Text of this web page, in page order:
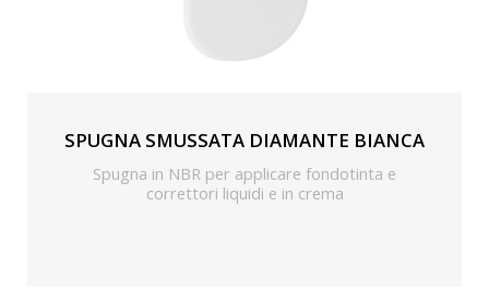
SPUGNA SMUSSATA DIAMANTE BIANCA
Spugna in NBR per applicare fondotinta e
correttori liquidi e in crema